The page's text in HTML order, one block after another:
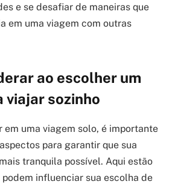
e se desafiar de maneiras que
em uma viagem com outras
ao escolher um
viajar sozinho
em uma viagem solo, é importante
para garantir que sua
tranquila possível. Aqui estão
influenciar sua escolha de